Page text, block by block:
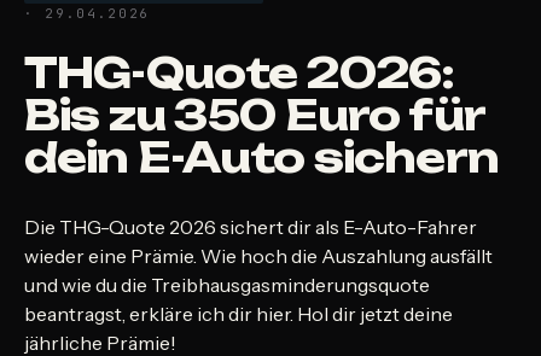
· 29.04.2026
THG-Quote 2026:
Bis zu 350 Euro für
dein E-Auto sichern
Die THG-Quote 2026 sichert dir als E-Auto-Fahrer
wieder eine Prämie. Wie hoch die Auszahlung ausfällt
und wie du die Treibhausgasminderungsquote
beantragst, erkläre ich dir hier. Hol dir jetzt deine
jährliche Prämie!